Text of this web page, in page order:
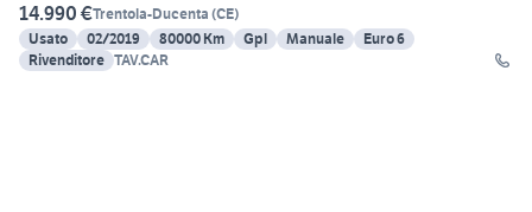
14.990 €Trentola-Ducenta (CE)
Usato
02/2019 80000 Km Gpl Manuale
Euro 6
Rivenditore TAV.CAR